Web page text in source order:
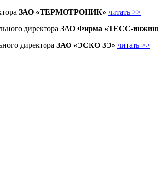
ЗАО «ТЕРМОТРОНИК» читать >>
директора ЗАО Фирма «ТЕСС-
директора ЗАО «ЭСКО 3Э» читать >>